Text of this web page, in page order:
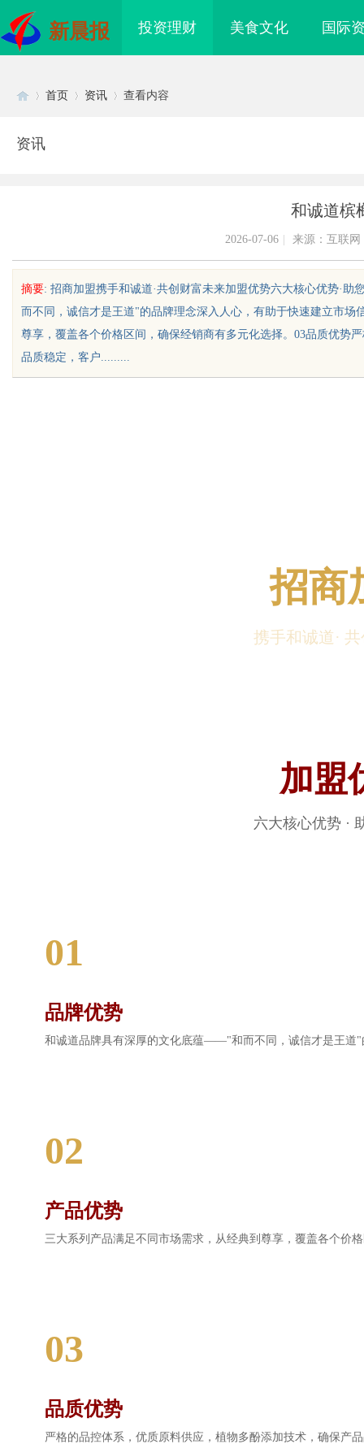
新晨报 投资理财 美食文化 国际
sc
首页 资讯 查看内容
资讯
和诚道槟
2026-07-06 来源：互联网
摘要: 招商加盟携手和诚道·共创财富未来加盟优势六大核心优势·
而不同，诚信才是王道"的品牌理念深入人心，有助于快速建立市
尊享，覆盖各个价格区间，确保经销商有多元化选择。03品质优势
品质稳定，客户.........
招商
携手和诚道·
加盟
六大核心优势 ·
01
品牌优势
和诚道品牌具有深厚的文化底蕴——"和而不同，诚信才是王道
02
产品优势
三大系列产品满足不同市场需求，从经典到尊享，覆盖各个价
03
品质优势
严格的品控体系，优质原料供应，植物多酚添加技术，确保产
储方案选购指